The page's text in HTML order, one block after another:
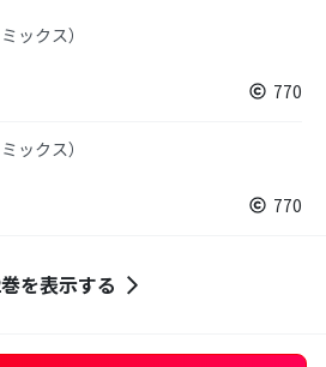
ックス）
770
ックス）
770
を表示する